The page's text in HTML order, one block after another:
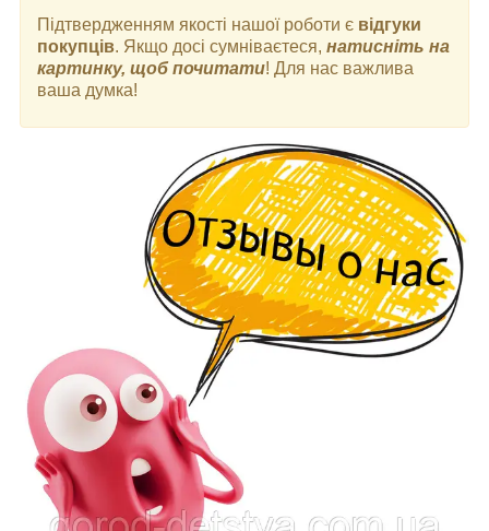
Підтвердженням якості нашої роботи є відгуки
покупців. Якщо досі сумніваєтеся, натисніть на
картинку, щоб почитати! Для нас важлива
ваша думка!